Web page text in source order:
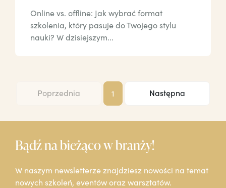
Online vs. offline: Jak wybrać format
szkolenia, który pasuje do Twojego stylu
nauki? W dzisiejszym...
Poprzednia 1 Następna
Bądź na bieżąco w branży!
W naszym newsletterze znajdziesz nowości na temat
nowych szkoleń, eventów oraz warsztatów.